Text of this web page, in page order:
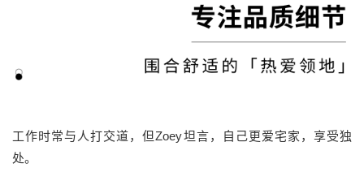
工作时常与人打交道，但Zoey坦言，自己更爱宅家，享受独
处。